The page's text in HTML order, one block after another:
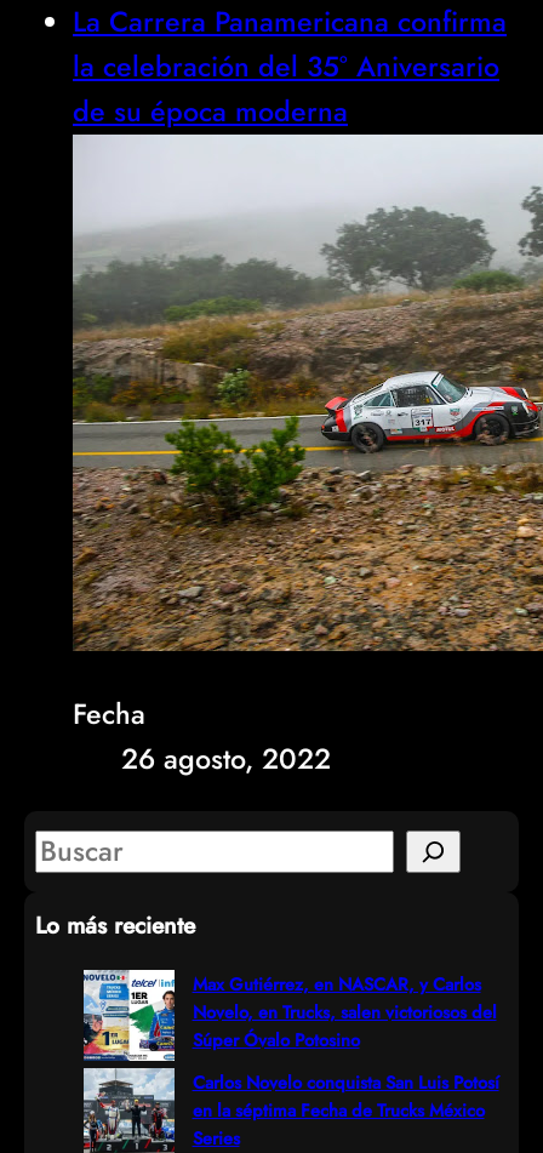
La Carrera Panamericana confirma
la celebración del 35° Aniversario
de su época moderna
Fecha
26 agosto, 2022
S
a
Lo más reciente
Max Gutiérrez, en NASCAR, y Carlos
Novelo, en Trucks, salen victoriosos del
Súper Óvalo Potosino
Carlos Novelo conquista San Luis Potosí
en la séptima Fecha de Trucks México
Series